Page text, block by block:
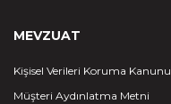
MEVZUAT
Kişisel Verileri Koruma Kanunu
Müşteri Aydınlatma Metni